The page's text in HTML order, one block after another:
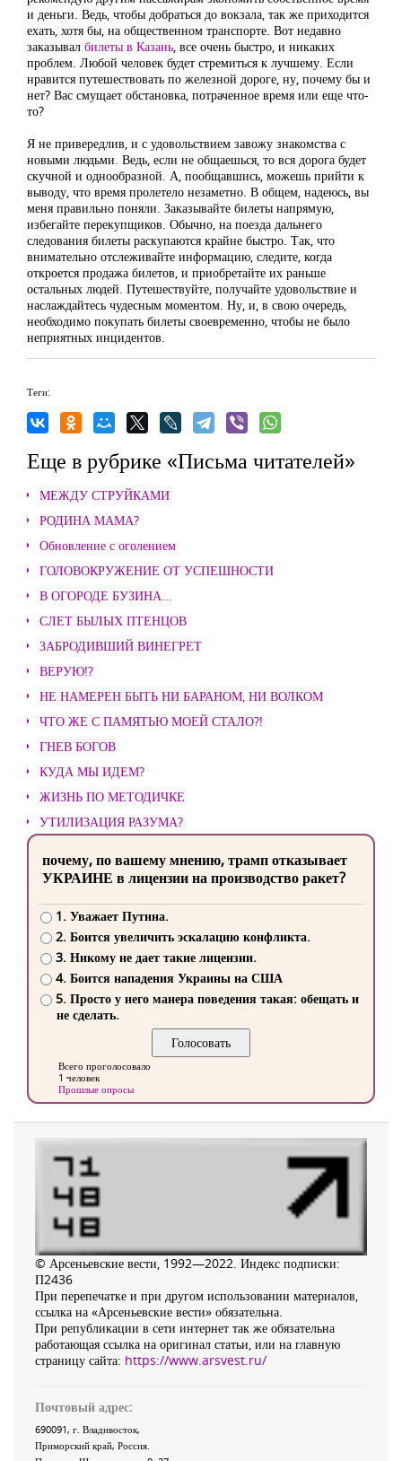
и деньги. Ведь, чтобы добраться до вокзала, так же приходится
ехать, хотя бы, на общественном транспорте. Вот недавно
заказывал билеты в Казань, все очень быстро, и никаких
проблем. Любой человек будет стремиться к лучшему. Если
нравится путешествовать по железной дороге, ну, почему бы и
нет? Вас смущает обстановка, потраченное время или еще что-
то?
Я не привередлив, и с удовольствием завожу знакомства с
новыми людьми. Ведь, если не общаешься, то вся дорога будет
скучной и однообразной. А, пообщавшись, можешь прийти к
выводу, что время пролетело незаметно. В общем, надеюсь, вы
меня правильно поняли. Заказывайте билеты напрямую,
избегайте перекупщиков. Обычно, на поезда дальнего
следования билеты раскупаются крайне быстро. Так, что
внимательно отслеживайте информацию, следите, когда
откроется продажа билетов, и приобретайте их раньше
остальных людей. Путешествуйте, получайте удовольствие и
наслаждайтесь чудесным моментом. Ну, и, в свою очередь,
необходимо покупать билеты своевременно, чтобы не было
неприятных инцидентов.
Теги:
Еще в рубрике «Письма читателей»
МЕЖДУ СТРУЙКАМИ
РОДИНА МАМА?
Обновление с оголением
ГОЛОВОКРУЖЕНИЕ ОТ УСПЕШНОСТИ
В ОГОРОДЕ БУЗИНА...
СЛЕТ БЫЛЫХ ПТЕНЦОВ
ЗАБРОДИВШИЙ ВИНЕГРЕТ
ВЕРУЮ!?
НЕ НАМЕРЕН БЫТЬ НИ БАРАНОМ, НИ ВОЛКОМ
ЧТО ЖЕ С ПАМЯТЬЮ МОЕЙ СТАЛО?!
ГНЕВ БОГОВ
КУДА МЫ ИДЕМ?
ЖИЗНЬ ПО МЕТОДИЧКЕ
УТИЛИЗАЦИЯ РАЗУМА?
почему, по вашему мнению, трамп отказывает
УКРАИНЕ в лицензии на производство ракет?
1. Уважает Путина.
2. Боится увеличить эскалацию конфликта.
3. Никому не дает такие лицензии.
4. Боится нападения Украины на США
5. Просто у него манера поведения такая: обещать и
не сделать.
Всего проголосовало
1 человек
Прошлые опросы
© Арсеньевские вести, 1992—2022. Индекс подписки:
П2436
При перепечатке и при другом использовании материалов,
ссылка на «Арсеньевские вести» обязательна.
При републикации в сети интернет так же обязательна
работающая ссылка на оригинал статьи, или на главную
страницу сайта: https://www.arsvest.ru/
Почтовый адрес:
690091, г. Владивосток,
Приморский край, Россия